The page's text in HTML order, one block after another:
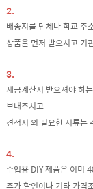
2.
배송지를 단체나 학교 주
상품을 먼저 받으시고 기
3.
세금계산서 받으셔야 하
보내주시고
견적서 외 필요한 서류는
4.
수업용 DIY 제품은 이미
추가 할인이나 기타 가